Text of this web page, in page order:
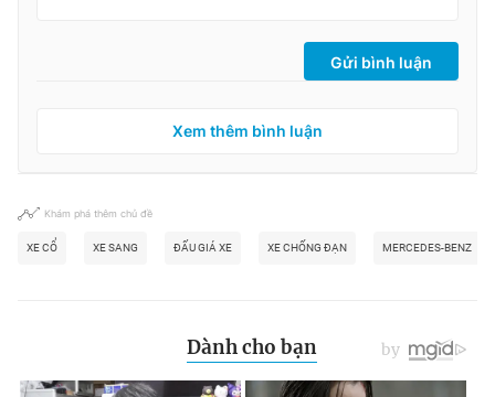
Gửi bình luận
Xem thêm bình luận
Khám phá thêm chủ đề
XE CỔ XE SANG ĐẤU GIÁ XE XE CHỐNG ĐẠN MERCEDES-BENZ